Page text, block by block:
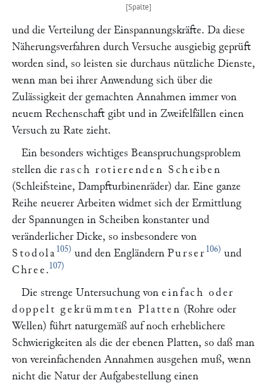
und die Verteilung der Einspannungskräfte. Da diese
Näherungsverfahren durch Versuche ausgiebig geprüft
worden sind, so leisten sie durchaus nützliche Dienste,
wenn man bei ihrer Anwendung sich über die
Zulässigkeit der gemachten Annahmen immer von
neuem Rechenschaft gibt und in Zweifelfällen einen
Versuch zu Rate zieht.
Ein besonders wichtiges Beanspruchungsproblem
stellen die rasch rotierenden Scheiben
(Schleifsteine, Dampfturbinenräder) dar. Eine ganze
Reihe neuerer Arbeiten widmet sich der Ermittlung
der Spannungen in Scheiben konstanter und
veränderlicher Dicke, so insbesondere von
Stodola 105) und den Engländern Purser 106) und
Chree .107)
Die strenge Untersuchung von einfach oder
doppelt gekrümmten Platten (Rohre oder
Wellen) führt naturgemäß auf noch erheblichere
Schwierigkeiten als die der ebenen Platten, so daß man
von vereinfachenden Annahmen ausgehen muß, wenn
nicht die Natur der Aufgabestellung einen